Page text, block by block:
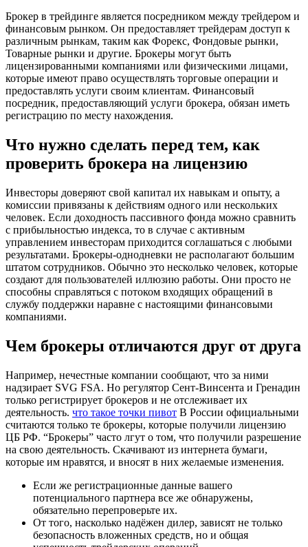
Брокер в трейдинге является посредником между трейдером и
финансовым рынком. Он предоставляет трейдерам доступ к
различным рынкам, таким как Форекс, Фондовые рынки,
Товарные рынки и другие. Брокеры могут быть
лицензированными компаниями или физическими лицами,
которые имеют право осуществлять торговые операции и
предоставлять услуги своим клиентам. Финансовый
посредник, предоставляющий услуги брокера, обязан иметь
регистрацию по месту нахождения.
Что нужно сделать перед тем, как
проверить брокера на лицензию
Инвесторы доверяют свой капитал их навыкам и опыту, а
комиссии привязаны к действиям одного или нескольких
человек. Если доходность пассивного фонда можно сравнить
с прибыльностью индекса, то в случае с активным
управлением инвесторам приходится соглашаться с любыми
результатами. Брокеры-однодневки не располагают большим
штатом сотрудников. Обычно это несколько человек, которые
создают для пользователей иллюзию работы. Они просто не
способны справляться с потоком входящих обращений в
службу поддержки наравне с настоящими финансовыми
компаниями.
Чем брокеры отличаются друг от друга
Например, нечестные компании сообщают, что за ними
надзирает SVG FSA. Но регулятор Сент-Винсента и Гренадин
только регистрирует брокеров и не отслеживает их
деятельность. что такое точки пивот В России официальными
считаются только те брокеры, которые получили лицензию
ЦБ РФ. “Брокеры” часто лгут о том, что получили разрешение
на свою деятельность. Скачивают из интернета бумаги,
которые им нравятся, и вносят в них желаемые изменения.
Если же регистрационные данные вашего
потенциального партнера все же обнаружены,
обязательно перепроверьте их.
От того, насколько надёжен дилер, зависят не только
безопасность вложенных средств, но и общая